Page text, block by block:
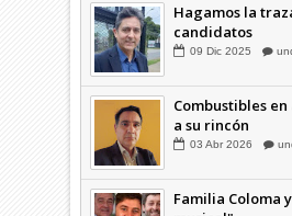
Hagamos la
candidatos
09 Dic 2025
Combustibles
a su rincón
03 Abr 2026
Familia Coloma